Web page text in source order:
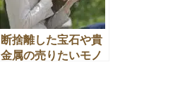
断捨離した宝石や貴
金属の売りたいモノ